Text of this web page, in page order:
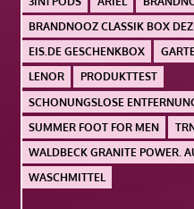
BRANDNOOZ CLASSIK BOX
EIS.DE GESCHENKBOX
LENOR
PRODUKTTEST
SCHONUNGSLOSE
SUMMER FOOT FOR MEN
WALDBECK GRANITE POWER.
WASCHMITTEL